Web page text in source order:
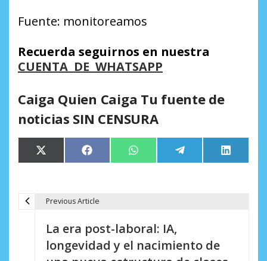
Fuente: monitoreamos
Recuerda seguirnos en nuestra
CUENTA DE WHATSAPP
Caiga Quien Caiga Tu fuente de
noticias SIN CENSURA
Compartir
en
X
(Twitter)
Compartir
en
Facebook Compartir
en
WhatsApp Compartir
en
Telegram
en
LinkedIn
Previous Article
La era post-laboral: IA,
longevidad y el nacimiento de